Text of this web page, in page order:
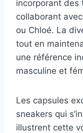
incorporant des
collaborant
ou Chloé. La
tout en
une référence
masculine et
Les capsules
sneakers qui
illustrent cette